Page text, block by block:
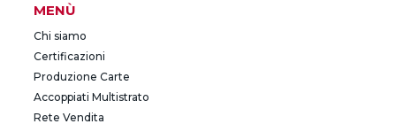
MENÙ
Chi siamo
Certificazioni
Produzione Carte
Accoppiati Multistrato
Rete Vendita